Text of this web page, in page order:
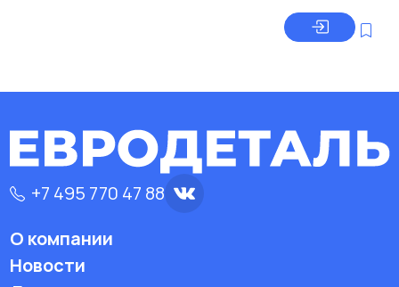
+7 495 770 47 88
О компании
Новости